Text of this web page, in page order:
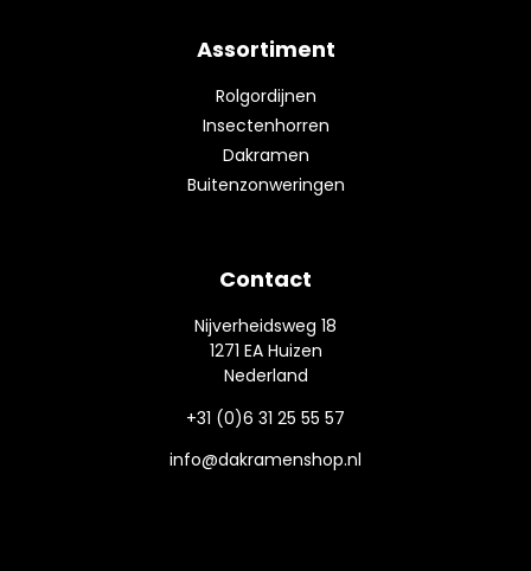
Assortiment
Rolgordijnen
Insectenhorren
Dakramen
Buitenzonweringen
Contact
Nijverheidsweg 18
1271 EA Huizen
Nederland
+31 (0)6 31 25 55 57
info@dakramenshop.nl